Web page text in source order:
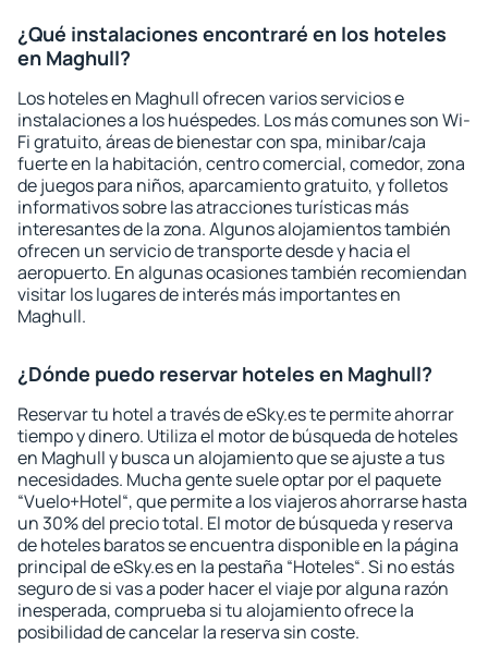
¿Qué instalaciones encontraré en los hoteles
en Maghull?
Los hoteles en Maghull ofrecen varios servicios e
instalaciones a los huéspedes. Los más comunes son Wi-
Fi gratuito, áreas de bienestar con spa, minibar/caja
fuerte en la habitación, centro comercial, comedor, zona
de juegos para niños, aparcamiento gratuito, y folletos
informativos sobre las atracciones turísticas más
interesantes de la zona. Algunos alojamientos también
ofrecen un servicio de transporte desde y hacia el
aeropuerto. En algunas ocasiones también recomiendan
visitar los lugares de interés más importantes en
Maghull.
¿Dónde puedo reservar hoteles en Maghull?
Reservar tu hotel a través de eSky.es te permite ahorrar
tiempo y dinero. Utiliza el motor de búsqueda de hoteles
en Maghull y busca un alojamiento que se ajuste a tus
necesidades. Mucha gente suele optar por el paquete
“Vuelo+Hotel“, que permite a los viajeros ahorrarse hasta
un 30% del precio total. El motor de búsqueda y reserva
de hoteles baratos se encuentra disponible en la página
principal de eSky.es en la pestaña “Hoteles“. Si no estás
seguro de si vas a poder hacer el viaje por alguna razón
inesperada, comprueba si tu alojamiento ofrece la
posibilidad de cancelar la reserva sin coste.